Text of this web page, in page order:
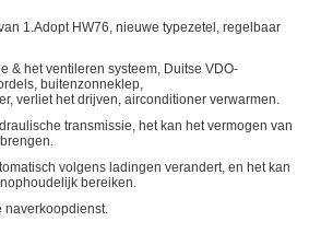
1.Adopt HW76, nieuwe typezetel, regelbaar
& het ventileren systeem, Duitse VDO-
buitenzonneklep,
verliet het drijven, airconditioner verwarmen.
transmissie, het kan het vermogen van
volgens ladingen verandert, en het kan
bereiken.
naverkoopdienst.